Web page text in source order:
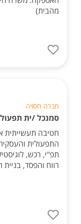
מהבית)
חברה חסויה
סמנכל /ית
חטיבה תעשייתית
התפעולית
תפ"י, רכש,
רווח והפסד,